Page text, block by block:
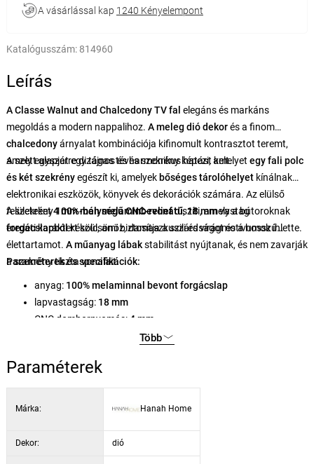
A vásárlással kap 1240 Kényelempont
Katalógusszám: 814960
Leírás
A Classe Walnut and Chalcedony TV fal elegáns és markáns
megoldás a modern nappalihoz. A meleg dió dekorés a finom
chalcedonyárnyalat kombinációja kifinomult kontrasztot teremt,
amely egyszerre dizájnos és harmonikus hatást kelt.
A szett alapját egy tágas tévés szekrény képezi, amelyet egy fali polc
és két szekrényegészít ki, amelyekbőséges tárolóhelyetkínálnak
elektronikai eszközök, könyvek és dekorációk számára. Az elülső
felületeket4 mm mélységű CNC-reliefdíszíti, amely a bútoroknak
eredeti karaktert kölcsönöz, damaszkuszi és virágmotívumok ihlette.
A szekrény100%-ban melaminbevonatú,18 mmvastag
forgácslapbólkészül, ami biztosítja a szilárdságot és a hosszú
élettartamot. A műanyag lábakstabilitást nyújtanak, és nem zavarják
a szekrény tiszta vonalait.
Paraméterek és specifikációk:
anyag: 100% melaminnal bevont forgácslap
lapvastagság: 18 mm
CNC dombornyomás: 4 mm
a fali polc méretei:
szekrény méretei (2 db):26,5 × 63 × 21,8 cm
Több
Paraméterek
Márka: Hanah Home
Dekor: dió